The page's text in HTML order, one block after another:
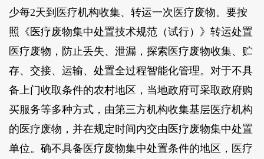
少每2天到医疗机构收集、转运一次医疗废物。要按
照《医疗废物集中处置技术规范（试行）》转运处置
医疗废物，防止丢失、泄漏，探索医疗废物收集、贮
存、交接、运输、处置全过程智能化管理。对于不具
备上门收取条件的农村地区，当地政府可采取政府购
买服务等多种方式，由第三方机构收集基层医疗机构
的医疗废物，并在规定时间内交由医疗废物集中处置
单位。确不具备医疗废物集中处置条件的地区，医疗